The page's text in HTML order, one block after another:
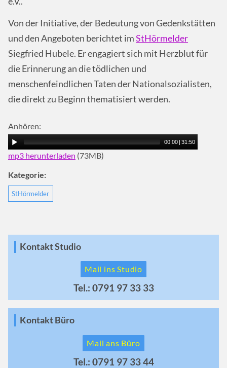
Von der Initiative, der Bedeutung von Gedenkstätten
und den Angeboten berichtet imStHörmelder
Siegfried Hubele. Er engagiert sich mit Herzblut für
die Erinnerung an die tödlichen und
menschenfeindlichen Taten der Nationalsozialisten,
die direkt zu Beginn thematisiert werden.
Anhören:
00:00 31:50
mp3 herunterladen (73MB)
Kategorie:
StHörmelder
Kontakt Studio
Mail ins Studio
Tel.: 0791 97 33 33
Kontakt Büro
Mail ans Büro
Tel.: 0791 97 33 44